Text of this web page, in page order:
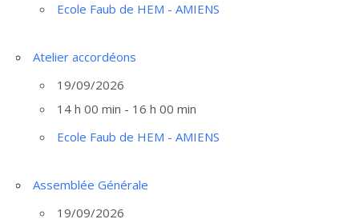
Ecole Faub de HEM - AMIENS
Atelier accordéons
19/09/2026
14 h 00 min - 16 h 00 min
Ecole Faub de HEM - AMIENS
Assemblée Générale
19/09/2026